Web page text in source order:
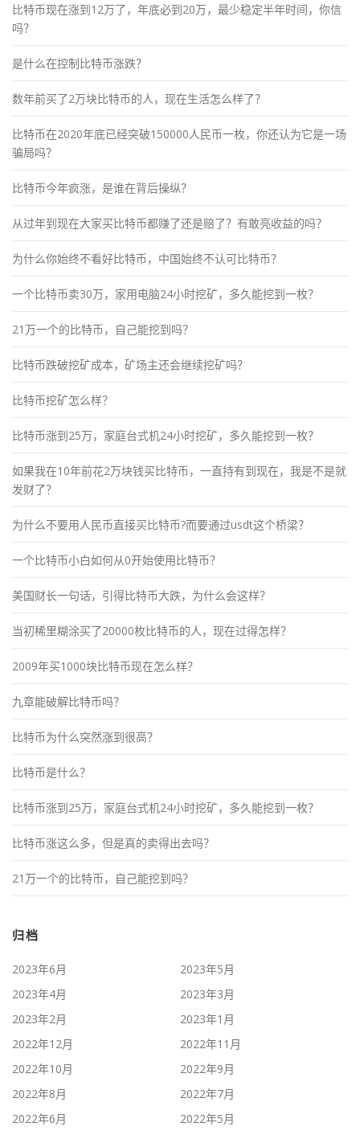
比特币现在涨到12万了，年底必到20万，最少稳定半年时间，你信
吗？
是什么在控制比特币涨跌？
数年前买了2万块比特币的人，现在生活怎么样了？
比特币在2020年底已经突破150000人民币一枚，你还认为它是一场
骗局吗？
比特币今年疯涨，是谁在背后操纵？
从过年到现在大家买比特币都赚了还是赔了？有敢亮收益的吗？
为什么你始终不看好比特币，中国始终不认可比特币？
一个比特币卖30万，家用电脑24小时挖矿，多久能挖到一枚？
21万一个的比特币，自己能挖到吗？
比特币跌破挖矿成本，矿场主还会继续挖矿吗？
比特币挖矿怎么样？
比特币涨到25万，家庭台式机24小时挖矿，多久能挖到一枚？
如果我在10年前花2万块钱买比特币，一直持有到现在，我是不是就
发财了？
为什么不要用人民币直接买比特币?而要通过usdt这个桥梁？
一个比特币小白如何从0开始使用比特币？
美国财长一句话，引得比特币大跌，为什么会这样？
当初稀里糊涂买了20000枚比特币的人，现在过得怎样？
2009年买1000块比特币现在怎么样？
九章能破解比特币吗？
比特币为什么突然涨到很高？
比特币是什么？
比特币涨到25万，家庭台式机24小时挖矿，多久能挖到一枚？
比特币涨这么多，但是真的卖得出去吗？
21万一个的比特币，自己能挖到吗？
归档
2023年6月
2023年5月
2023年4月
2023年3月
2023年2月
2023年1月
2022年12月
2022年11月
2022年10月
2022年9月
2022年8月
2022年7月
2022年6月
2022年5月